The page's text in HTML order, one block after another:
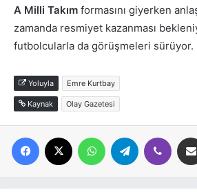
A Milli Takım formasını giyerken
zamanda resmiyet kazanması
futbolcularla da görüşmeleri sürüyor.
Yoluyla Emre Kurtbay
Kaynak Olay Gazetesi
Facebook WhatsAppTelegram Viber